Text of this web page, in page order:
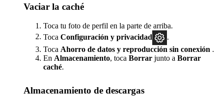
Vaciar la caché
Toca tu foto de perfil en la parte de arriba.
Toca Configuración y privacidad
Toca Ahorro de datos y reproducción sin conexión .
En Almacenamiento, toca Borrar junto a Borrar
caché.
Almacenamiento de descargas